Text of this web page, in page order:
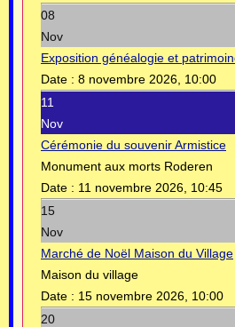
08
Nov
Exposition généalogie et
Date : 8 novembre 2026, 10:00
11
Nov
Cérémonie du souvenir Armistice
Monument aux morts Roderen
Date : 11 novembre 2026, 10:45
15
Nov
Marché de Noël Maison du Village
Maison du village
Date : 15 novembre 2026, 10:00
20